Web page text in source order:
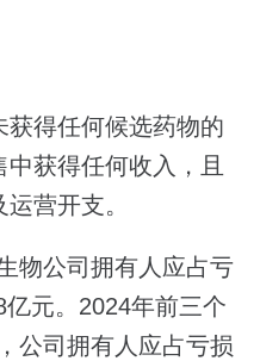
得任何候选药物的
中获得任何收入，且
营开支。
物公司拥有人应占亏
元。2024年前三个
公司拥有人应占亏损